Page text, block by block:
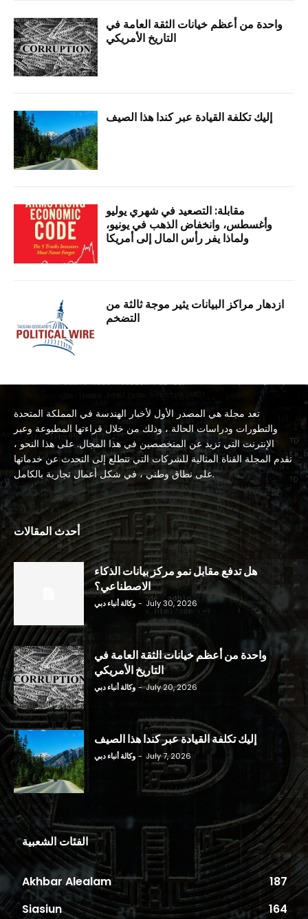
واحدة من أعظم خيانات الثقة العامة في
التاريخ الأمريكي
إليك تكلفة القيادة عبر كندا هذا الصيف
مقابلة: التصعيد في شهري يوليو
وأغسطس، وانخفاض الذهب في يونيو،
ولماذا يفر رأس المال إلى أمريكا
ازدهار مراكز البيانات يثير موجة ثالثة من
التضخم
تعد مجلة هي المصدر الأول لأخبار الهندسة في المملكة المتحدة
والتطورات ودراسات الحالة ، وذلك من خلال قراءتها المطبوعة وعبر
الإنترنت التي تزيد عن المتخصصين في هذا المجال. على هذا النحو ،
تقدم المجلة القناة المثالية للشركات التي تتطلع إلى التحدث عن خدماتها
على نطاق وطني ، في شكل أعمال تجارية بالكامل.
أحدث المقالات
هل تدفع مقابل نمو مركز بيانات الذكاء
الاصطناعي؟
وكالة أنباء دبي - July 30, 2026
واحدة من أعظم خيانات الثقة العامة في
التاريخ الأمريكي
وكالة أنباء دبي - July 20, 2026
إليك تكلفة القيادة عبر كندا هذا الصيف
وكالة أنباء دبي - July 7, 2026
الفئات الشعبية
Akhbar Alealam
187
Siasiun
164